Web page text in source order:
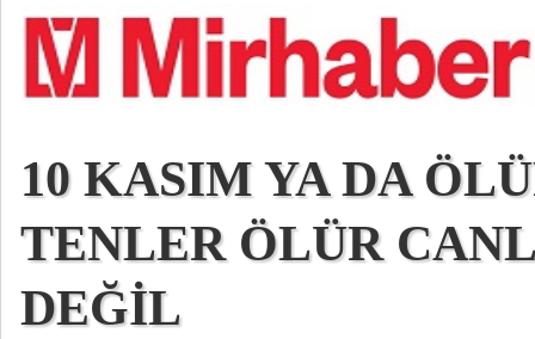
10 KASIM YA DA
TENLER ÖLÜR
DEĞİL